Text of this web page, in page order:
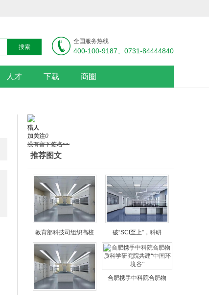
全国服务热线
400-100-9187、0731-84444840
人才 下载 商圈
猎人
加关注0
没有留下签名~~
推荐图文
教育部科技司组织高校 破“SCI至上”，科研
合肥携手中科院合肥物